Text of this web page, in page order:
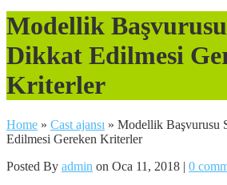
Modellik Başvurusu
Dikkat Edilmesi
Kriterler
Home » Cast ajansı » Modellik Başvurusu
Edilmesi Gereken Kriterler
Posted By admin on Oca 11, 2018 | 0